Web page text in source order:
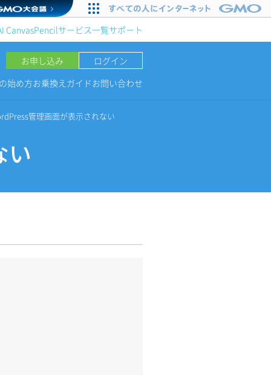
CanvasPencilサービス一覧サポート
お申し込み
ログイン
始め方お乗換えガイドお問い合わせ
管理画面が表示されない
い